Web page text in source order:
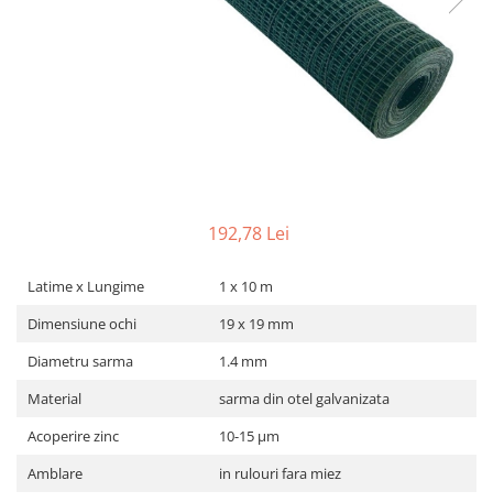
192,78 Lei
Latime x Lungime
1 x 10 m
Dimensiune ochi
19 x 19 mm
Diametru sarma
1.4 mm
Material
sarma din otel galvanizata
Acoperire zinc
10-15 μm
Amblare
in rulouri fara miez